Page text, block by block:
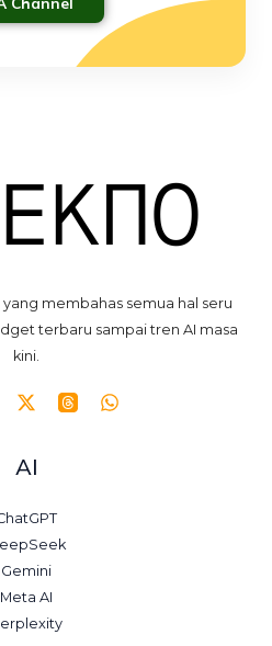
membahas semua hal seru
terbaru sampai tren AI masa
kini.
AI
Gemini
Meta AI